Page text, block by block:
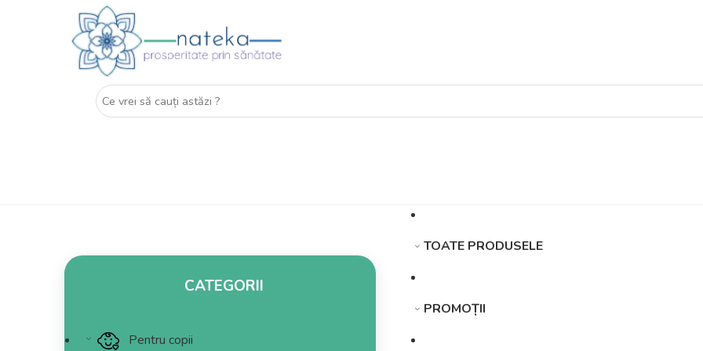
CATEGORII
Pentru copii
TOATE PRODUSELE
PROMOȚII